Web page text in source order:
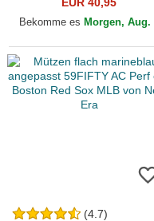
Padres MLB von New Era
Bekomme es Morgen, Aug.
(4.7)